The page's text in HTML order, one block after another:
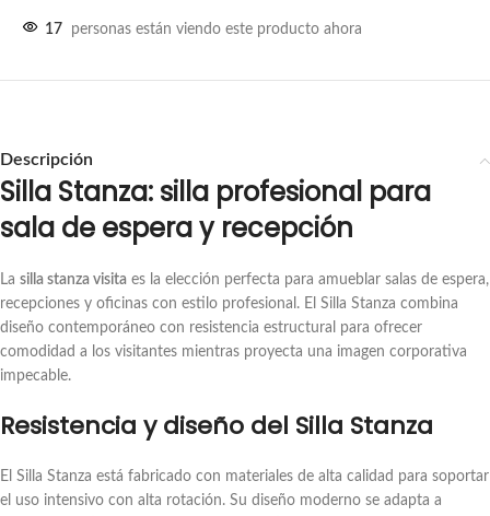
17 personas están viendo este producto ahora
Descripción
Silla Stanza: silla profesional para
sala de espera y recepción
La silla stanza visita es la elección perfecta para amueblar salas de espera,
recepciones y oficinas con estilo profesional. El Silla Stanza combina
diseño contemporáneo con resistencia estructural para ofrecer
comodidad a los visitantes mientras proyecta una imagen corporativa
impecable.
Resistencia y diseño del Silla Stanza
El Silla Stanza está fabricado con materiales de alta calidad para soportar
el uso intensivo con alta rotación. Su diseño moderno se adapta a